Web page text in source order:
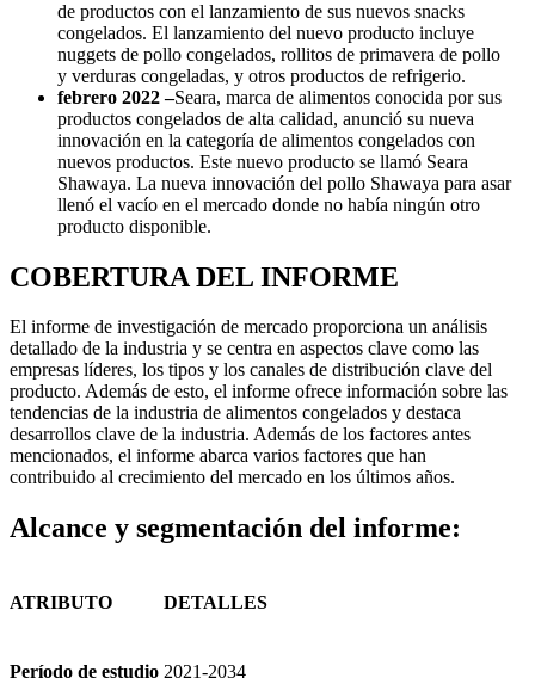
de productos con el lanzamiento de sus nuevos snacks
congelados. El lanzamiento del nuevo producto incluye
nuggets de pollo congelados, rollitos de primavera de pollo
y verduras congeladas, y otros productos de refrigerio.
febrero 2022 –Seara, marca de alimentos conocida por sus
productos congelados de alta calidad, anunció su nueva
innovación en la categoría de alimentos congelados con
nuevos productos. Este nuevo producto se llamó Seara
Shawaya. La nueva innovación del pollo Shawaya para asar
llenó el vacío en el mercado donde no había ningún otro
producto disponible.
COBERTURA DEL INFORME
El informe de investigación de mercado proporciona un análisis
detallado de la industria y se centra en aspectos clave como las
empresas líderes, los tipos y los canales de distribución clave del
producto. Además de esto, el informe ofrece información sobre las
tendencias de la industria de alimentos congelados y destaca
desarrollos clave de la industria. Además de los factores antes
mencionados, el informe abarca varios factores que han
contribuido al crecimiento del mercado en los últimos años.
Alcance y segmentación del informe:
ATRIBUTO DETALLES
Período de estudio 2021-2034